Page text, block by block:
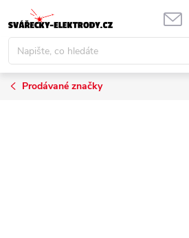
na
obsah
Prodávané značky